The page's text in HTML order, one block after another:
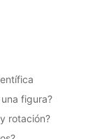
figura?
rotación?